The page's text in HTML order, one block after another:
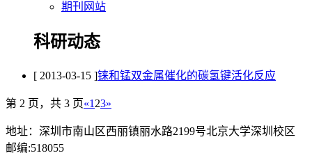
期刊网站
科研动态
[ 2013-03-15 ]铼和锰双金属催化的碳氢键活化反应
第 2 页，共 3 页«1 23»
地址：深圳市南山区西丽镇丽水路2199号北京大学深圳校区
邮编:518055